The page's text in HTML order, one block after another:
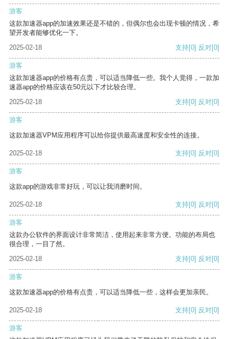
游客
这款加速器app的加速效果还是不错的，但偶尔也会出现卡顿的情况，希
望开发者能够优化一下。
2025-02-18
支持[0] 反对[0]
游客
这款加速器app的价格有点贵，可以适当降低一些。我个人觉得，一款加
速器app的价格应该在50元以下才比较合理。
2025-02-18
支持[0] 反对[0]
游客
这款加速器VPM应用程序可以给你提供最高速度和安全性的连接。
2025-02-18 支持[0] 反对[0]
游客
这款app的游戏非常好玩，可以让我消磨时间。
2025-02-18 支持[0] 反对[0]
游客
这款办公软件的界面设计非常简洁，使用起来非常方便。功能的布局也
很合理，一目了然。
2025-02-18
支持[0] 反对[0]
游客
这款加速器app的价格有点贵，可以适当降低一些，这样会更加亲民。
2025-02-18 支持[0] 反对[0]
游客